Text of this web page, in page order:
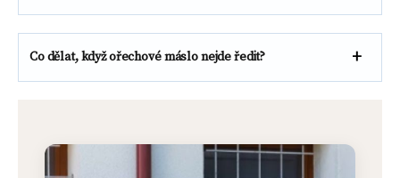
Co dělat, když ořechové máslo nejde ředit?